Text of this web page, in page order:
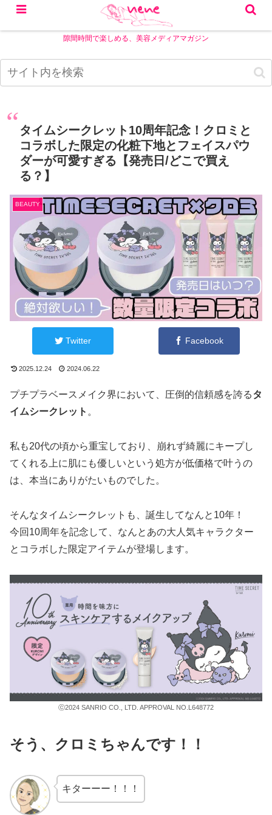
隙間時間で楽しめる、美容メディアマガジン
タイムシークレット10周年記念！クロミと
コラボした限定の化粧下地とフェイスパウ
ダーが可愛すぎる【発売日/どこで買え
る？】
BEAUTY
Twitter Facebook
2025.12.24 2024.06.22
プチプラベースメイク界において、圧倒的信頼感を誇るタ
イムシークレット 。
私も20代の頃から重宝しており、崩れず綺麗にキープし
てくれる上に肌にも優しいという処方が低価格で叶うの
は、本当にありがたいものでした。
そんなタイムシークレットも、誕生してなんと10年！
今回10周年を記念して、なんとあの大人気キャラクター
とコラボした限定アイテムが登場します。
ⓒ2024 SANRIO CO., LTD. APPROVAL NO.L648772
そう、クロミちゃんです！！
キターーー！！！